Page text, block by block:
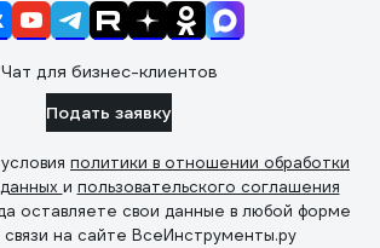
Чат для бизнес-клиентов
Подать заявку
политики в отношении обработки
и пользовательского соглашения
оставляете свои данные в любой форме
на сайте ВсеИнструменты.ру